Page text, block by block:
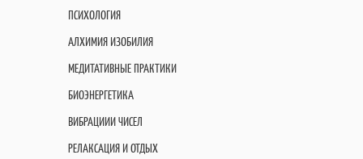
ПСИХОЛОГИЯ
АЛХИМИЯ ИЗОБИЛИЯ
МЕДИТАТИВНЫЕ ПРАКТИКИ
БИОЭНЕРГЕТИКА
ВИБРАЦИИИ ЧИСЕЛ
РЕЛАКСАЦИЯ И ОТДЫХ